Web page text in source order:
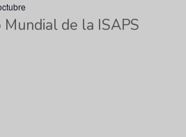
Mundial de la ISAPS